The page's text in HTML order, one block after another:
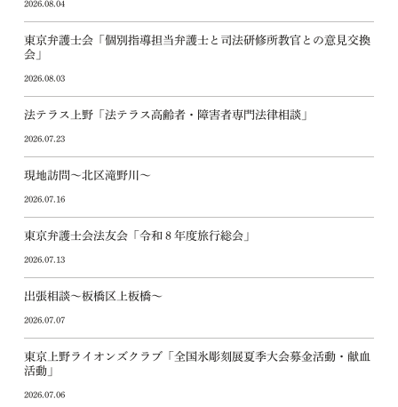
2026.08.04
東京弁護士会「個別指導担当弁護士と司法研修所教官との意見交換
会」
2026.08.03
法テラス上野「法テラス高齢者・障害者専門法律相談」
2026.07.23
現地訪問～北区滝野川～
2026.07.16
東京弁護士会法友会「令和８年度旅行総会」
2026.07.13
出張相談～板橋区上板橋～
2026.07.07
東京上野ライオンズクラブ「全国氷彫刻展夏季大会募金活動・献血
活動」
2026.07.06